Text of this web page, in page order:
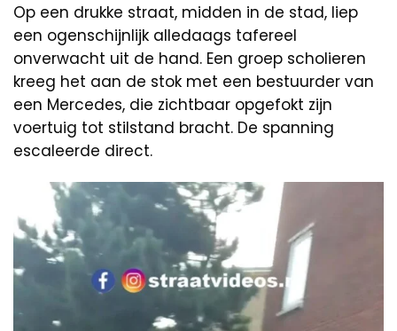
Op een drukke straat, midden in de stad, liep
een ogenschijnlijk alledaags tafereel
onverwacht uit de hand. Een groep scholieren
kreeg het aan de stok met een bestuurder van
een Mercedes, die zichtbaar opgefokt zijn
voertuig tot stilstand bracht. De spanning
escaleerde direct.